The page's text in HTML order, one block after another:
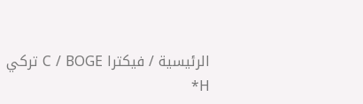
الرئيسية/ فيكترا C
H*
تركي
C